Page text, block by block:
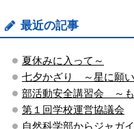
最近の記事
夏休みに入って～
七夕かざり ～星に願い
部活動安全講習会 ～
第１回学校運営協議会
自然科学部からジャガ